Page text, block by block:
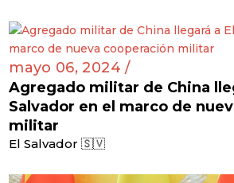
mayo 06, 2024 /
Agregado militar de China
Salvador en el marco de
militar
El Salvador 🇸🇻